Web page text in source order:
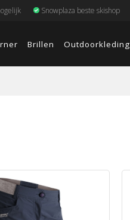
Snowplaza beste skishop
Brillen Outdoorkleding